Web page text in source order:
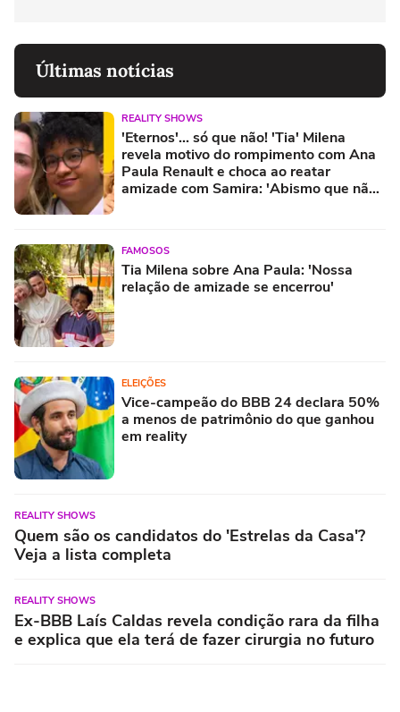
Últimas notícias
REALITY SHOWS
'Eternos'... só que não! 'Tia' Milena
revela motivo do rompimento com Ana
Paula Renault e choca ao reatar
amizade com Samira: 'Abismo que não
FAMOSOS
Tia Milena sobre Ana Paula: 'Nossa
relação de amizade se encerrou'
ELEIÇÕES
Vice-campeão do BBB 24 declara 50%
a menos de patrimônio do que ganhou
em reality
REALITY SHOWS
Quem são os candidatos do 'Estrelas da Casa'?
Veja a lista completa
REALITY SHOWS
Ex-BBB Laís Caldas revela condição rara da filha
e explica que ela terá de fazer cirurgia no futuro